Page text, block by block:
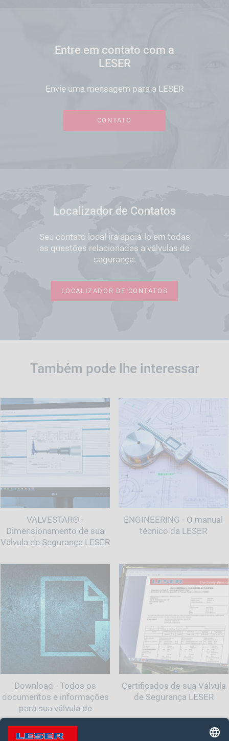
Entre em contato com a
LESER
Envie uma mensagem para a LESER
CONTATO
Localizador de Contatos
Seu contato local irá apoiá-lo em todas
as questões relacionadas a válvulas de
segurança.
LOCALIZADOR DE CONTATOS
Também pode lhe interessar
VALVESTAR® -
Dimensionamento de sua
Válvula de Segurança LESER
ENGINEERING - O manual
técnico da LESER
Download - Todos os
documentos e informações
para sua válvula de
segurança
Certificados de sua Válvula
de Segurança LESER